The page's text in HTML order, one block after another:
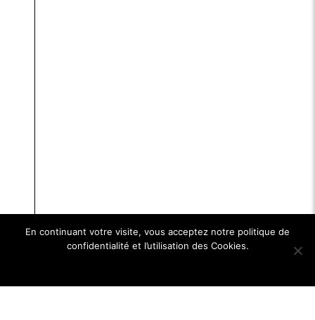
En continuant votre visite, vous acceptez notre politique de
confidentialité et l’utilisation des Cookies.